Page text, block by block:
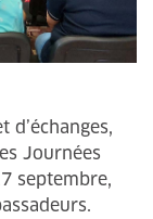
d’échanges,
Journées
septembre,